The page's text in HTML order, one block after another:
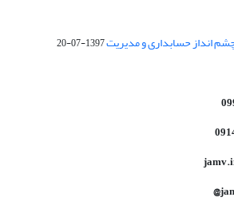
انداز حسابداری و مدیریت1397-07-20